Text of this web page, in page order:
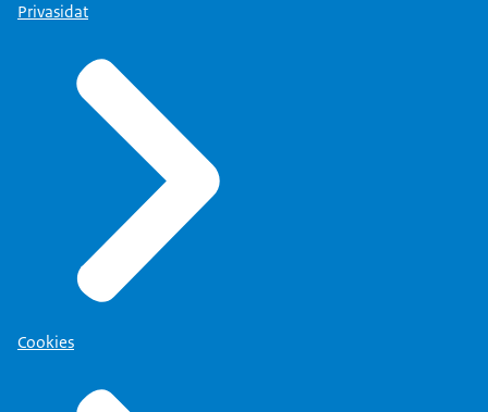
Privasidat
Cookies